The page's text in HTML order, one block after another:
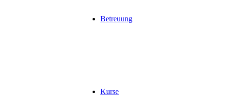
Betreuung
Kurse